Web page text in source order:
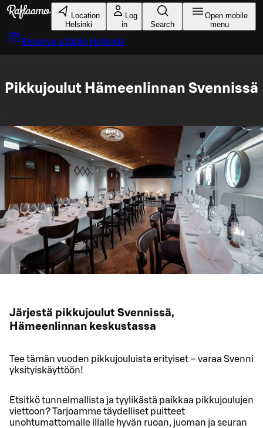
Skip to main content
Location
Helsinki
Log
in
Search
Open mobile
menu
Reserve a table Helsinki
Pikkujoulut Hämeenlinnan Svennissä
Järjestä pikkujoulut Svennissä,
Hämeenlinnan keskustassa
Tee tämän vuoden pikkujouluista erityiset – varaa Svenni
yksityiskäyttöön!
Etsitkö tunnelmallista ja tyylikästä paikkaa pikkujoulujen
viettoon? Tarjoamme täydelliset puitteet
unohtumattomalle illalle hyvän ruoan, juoman ja seuran